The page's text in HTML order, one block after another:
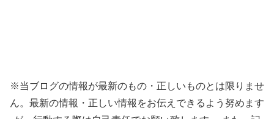
※当ブログの情報が最新のもの・正しいものとは限りませ
ん。最新の情報・正しい情報をお伝えできるよう努めます